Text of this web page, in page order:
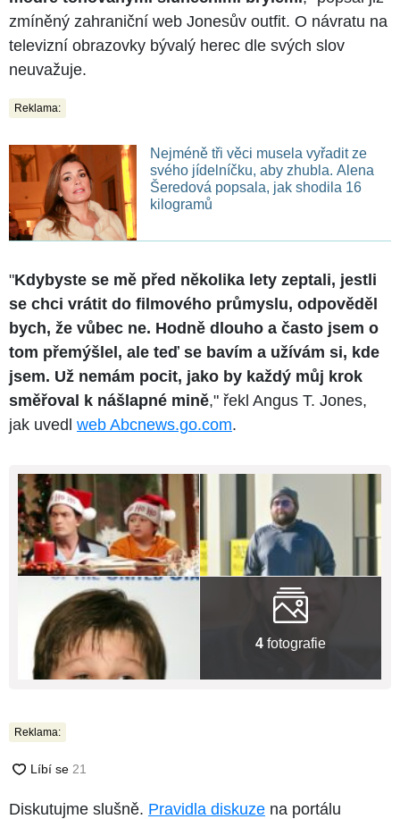
zmíněný zahraniční web Jonesův outfit. O návratu na
televizní obrazovky bývalý herec dle svých slov
neuvažuje.
Reklama:
Nejméně tři věci musela vyřadit ze
svého jídelníčku, aby zhubla. Alena
Šeredová popsala, jak shodila 16
kilogramů
"Kdybyste se mě před několika lety zeptali, jestli
se chci vrátit do filmového průmyslu, odpověděl
bych, že vůbec ne. Hodně dlouho a často jsem o
tom přemýšlel, ale teď se bavím a užívám si, kde
jsem. Už nemám pocit, jako by každý můj krok
směřoval k nášlapné mině," řekl Angus T. Jones,
jak uvedl web Abcnews.go.com.
4 fotografie
Reklama:
Diskutujme slušně. Pravidla diskuze na portálu